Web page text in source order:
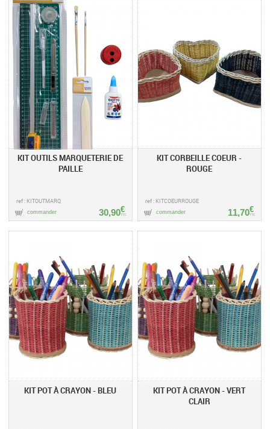
KIT OUTILS MARQUETERIE DE
PAILLE
ref : KITOUTMARQ
30,90€
TTC
commander
KIT CORBEILLE COEUR -
ROUGE
ref : KITCOEURROUGE
11,70€
TTC
commander
KIT POT À CRAYON - BLEU
KIT POT À CRAYON - VERT
CLAIR